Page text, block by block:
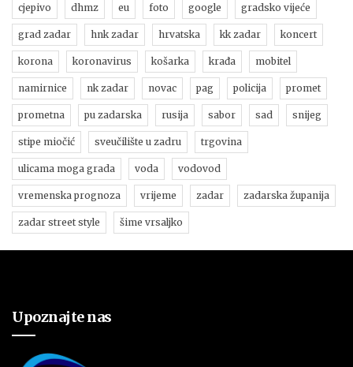
cjepivo dhmz eu foto google gradsko vijeće
grad zadar hnk zadar hrvatska kk zadar koncert
korona koronavirus košarka krađa mobitel
namirnice nk zadar novac pag policija promet
prometna pu zadarska rusija sabor sad snijeg
stipe miočić sveučilište u zadru trgovina
ulicama moga grada voda vodovod
vremenska prognoza vrijeme zadar zadarska županija
zadar street style šime vrsaljko
Upoznajte nas